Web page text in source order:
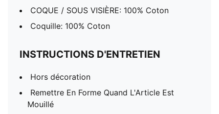
COQUE / SOUS VISIÈRE: 100% Coton
Coquille: 100% Coton
INSTRUCTIONS D'ENTRETIEN
Hors décoration
Remettre En Forme Quand L'Article Est
Mouillé